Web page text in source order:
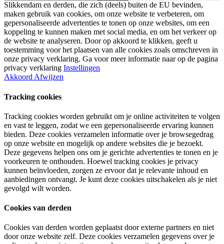
Slikkendam en derden, die zich (deels) buiten de EU bevinden,
maken gebruik van cookies, om onze website te verbeteren, om
gepersonaliseerde advertenties te tonen op onze websites, om een
koppeling te kunnen maken met social media, en om het verkeer op
de website te analyseren. Door op akkoord te klikken, geeft u
toestemming voor het plaatsen van alle cookies zoals omschreven in
onze privacy verklaring. Ga voor meer informatie naar op de pagina
privacy verklaring Instellingen
Akkoord Afwijzen
Tracking cookies
Tracking cookies worden gebruikt om je online activiteiten te volgen
en vast te leggen, zodat we een gepersonaliseerde ervaring kunnen
bieden. Deze cookies verzamelen informatie over je browsegedrag
op onze website en mogelijk op andere websites die je bezoekt.
Deze gegevens helpen ons om je gerichte advertenties te tonen en je
voorkeuren te onthouden. Hoewel tracking cookies je privacy
kunnen beïnvloeden, zorgen ze ervoor dat je relevante inhoud en
aanbiedingen ontvangt. Je kunt deze cookies uitschakelen als je niet
gevolgd wilt worden.
Cookies van derden
Cookies van derden worden geplaatst door externe partners en niet
door onze website zelf. Deze cookies verzamelen gegevens over je